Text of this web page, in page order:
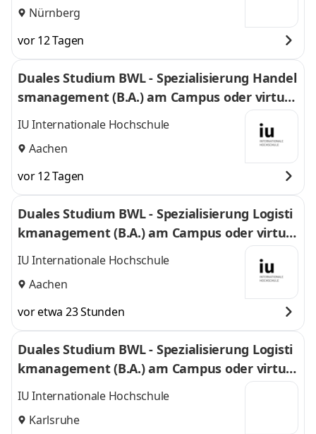
Nürnberg
vor 12 Tagen
Duales Studium BWL - Spezialisierung Handel
smanagement (B.A.) am Campus oder virtuel
l
IU Internationale Hochschule
Aachen
vor 12 Tagen
Duales Studium BWL - Spezialisierung Logisti
kmanagement (B.A.) am Campus oder virtuel
l
IU Internationale Hochschule
Aachen
vor etwa 23 Stunden
Duales Studium BWL - Spezialisierung Logisti
kmanagement (B.A.) am Campus oder virtuel
l
IU Internationale Hochschule
Karlsruhe